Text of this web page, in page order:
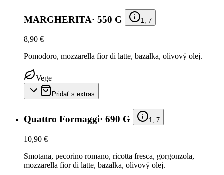
MARGHERITA· 550 G 1, 7
8,90 €
Pomodoro, mozzarella fior di latte, bazalka, olivový olej.
Vege
Pridať s extras
Quattro Formaggi· 690 G 1, 7
10,90 €
Smotana, pecorino romano, ricotta fresca, gorgonzola,
mozzarella fior di latte, bazalka, olivový olej.